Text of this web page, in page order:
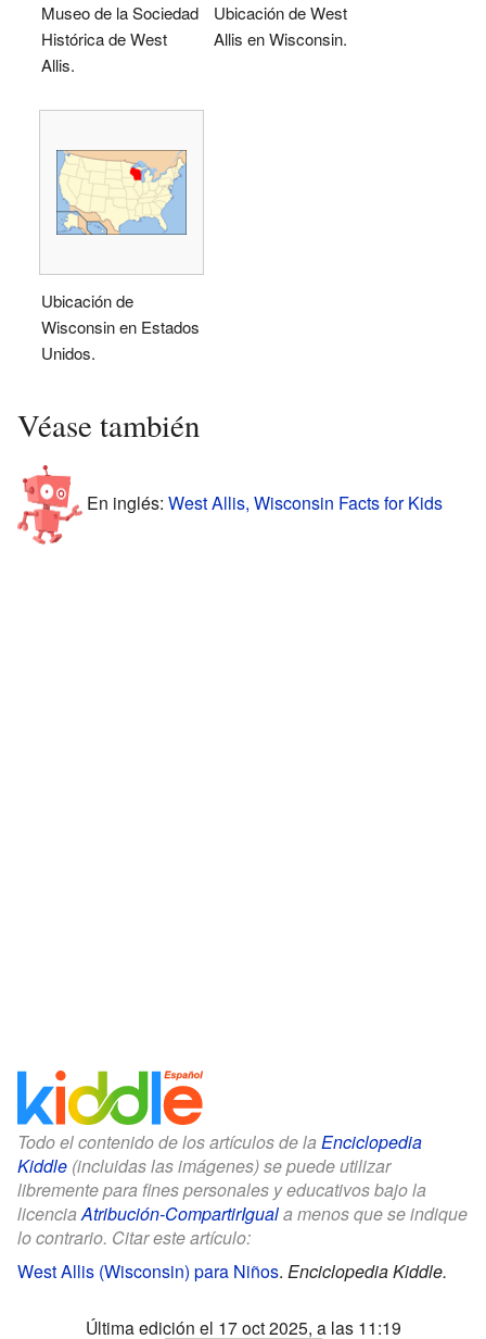
Museo de la Sociedad
Histórica de West
Allis.
Ubicación de West
Allis en Wisconsin.
Ubicación de
Wisconsin en Estados
Unidos.
Véase también
En inglés: West Allis, Wisconsin Facts for Kids
Todo el contenido de los artículos de la Enciclopedia
Kiddle (incluidas las imágenes) se puede utilizar
libremente para fines personales y educativos bajo la
licenciaAtribución-CompartirIguala menos que se indique
lo contrario. Citar este artículo:
West Allis (Wisconsin) para Niños. Enciclopedia Kiddle.
Última edición el 17 oct 2025, a las 11:19